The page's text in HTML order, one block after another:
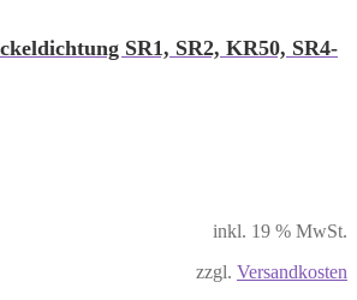
SR1, SR2, KR50, SR4-
inkl. 19 % MwSt.
zzgl. Versandkosten